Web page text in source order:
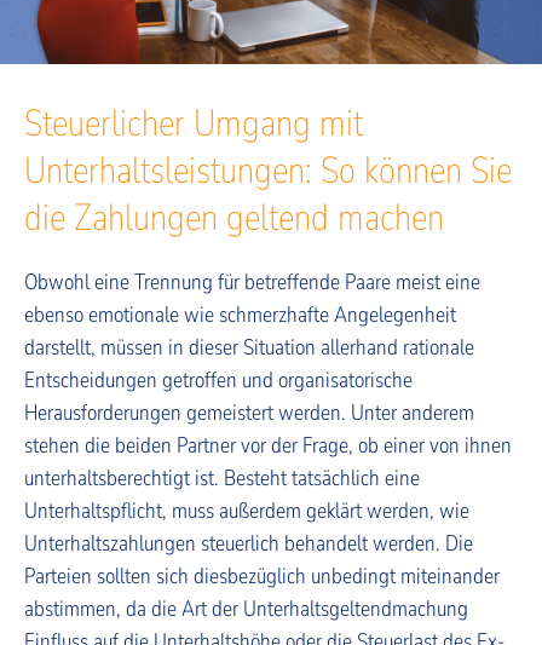
Steuerlicher Umgang mit
Unterhaltsleistungen: So können Sie
die Zahlungen geltend machen
Obwohl eine Trennung für betreffende Paare meist eine
ebenso emotionale wie schmerzhafte Angelegenheit
darstellt, müssen in dieser Situation allerhand rationale
Entscheidungen getroffen und organisatorische
Herausforderungen gemeistert werden. Unter anderem
stehen die beiden Partner vor der Frage, ob einer von ihnen
unterhaltsberechtigt ist. Besteht tatsächlich eine
Unterhaltspflicht, muss außerdem geklärt werden, wie
Unterhaltszahlungen steuerlich behandelt werden. Die
Parteien sollten sich diesbezüglich unbedingt miteinander
abstimmen, da die Art der Unterhaltsgeltendmachung